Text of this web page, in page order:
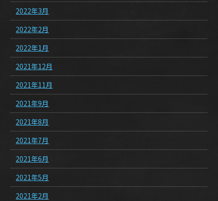
2022年3月
2022年2月
2022年1月
2021年12月
2021年11月
2021年9月
2021年8月
2021年7月
2021年6月
2021年5月
2021年2月